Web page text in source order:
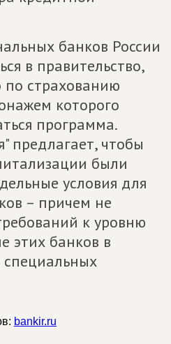
банков России
в правительство,
страхованию
которого
программа.
предлагает, чтобы
были
условия для
– причем не
к уровню
этих банков в
bankir.ru